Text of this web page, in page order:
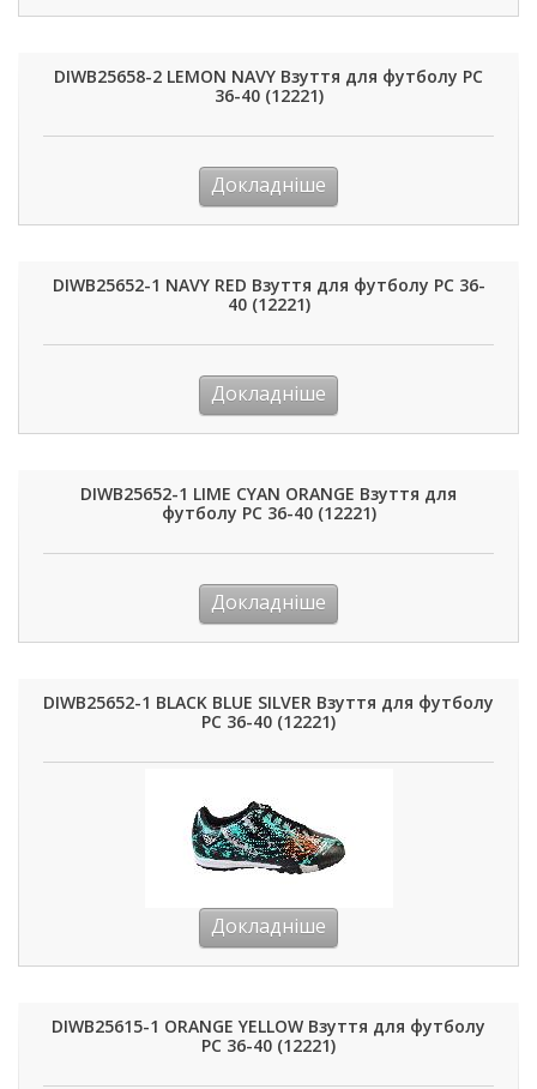
DIWB25658-2 LEMON NAVY Взуття для футболу РС
36-40 (12221)
Докладніше
DIWB25652-1 NAVY RED Взуття для футболу РС 36-
40 (12221)
Докладніше
DIWB25652-1 LIME CYAN ORANGE Взуття для
футболу РС 36-40 (12221)
Докладніше
DIWB25652-1 BLACK BLUE SILVER Взуття для футболу
РС 36-40 (12221)
Докладніше
DIWB25615-1 ORANGE YELLOW Взуття для футболу
РС 36-40 (12221)